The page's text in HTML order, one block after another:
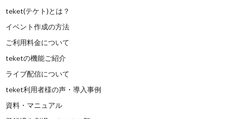
teket(テケト)とは？
イベント作成の方法
ご利用料金について
teketの機能ご紹介
ライブ配信について
teket利用者様の声・導入事例
資料・マニュアル